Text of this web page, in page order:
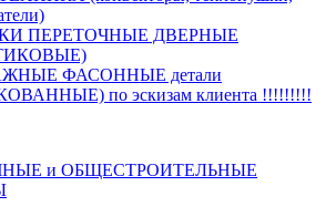
ПЕРЕТОЧНЫЕ ДВЕРНЫЕ
ФАСОННЫЕ детали
по эскизам клиента !!!!!!!!!
и ОБЩЕСТРОИТЕЛЬНЫЕ